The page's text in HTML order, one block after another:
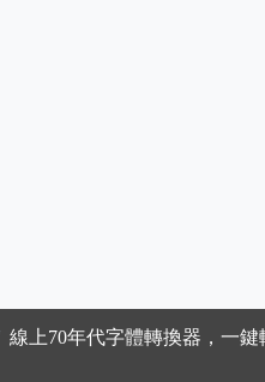
線上70年代字體轉換器，一